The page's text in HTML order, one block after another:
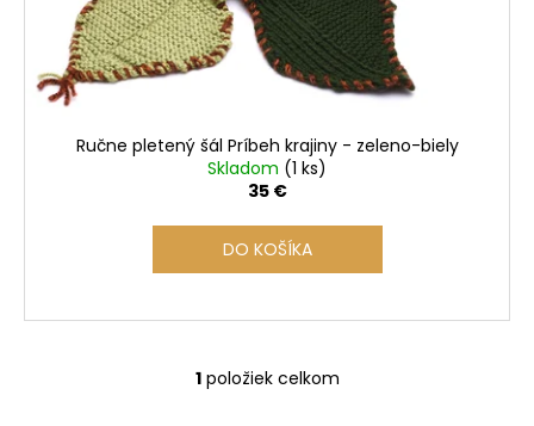
k
Ručne pletený šál Príbeh krajiny - zeleno-biely
Skladom (1 ks)
35 €
DO KOŠÍKA
O
1položiek celkom